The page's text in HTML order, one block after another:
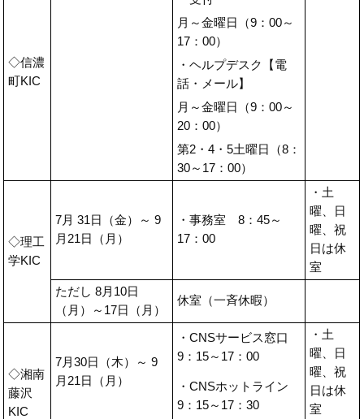
◇信濃
町KIC
月～金曜日（9：00～
17：00）
・ヘルプデスク【電
話・メール】
月～金曜日（9：00～
20：00）
第2・4・5土曜日（8：
30～17：00）
◇理工
学KIC
7月 31日（金）～ 9
月21日（月）
・事務室 8：45～
17：00
・土
曜、日
曜、祝
日は休
室
ただし 8月10日
（月）～17日（月）
休室（一斉休暇）
◇湘南
藤沢
KIC
7月30日（木）～ 9
月21日（月）
・CNSサービス窓口
9：15～17：00
・土
曜、日
曜、祝
日は休
室
・CNSホットライン
9：15～17：30